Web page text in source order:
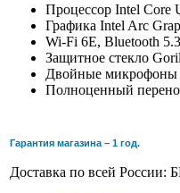
Процессор Intel Core
Графика Intel Arc
Wi-Fi 6E, Bluetooth 5.3
Защитное стекло
Двойные микрофоны
Полноценный
Гарантия магазина – 1 год.
Доставка по всей